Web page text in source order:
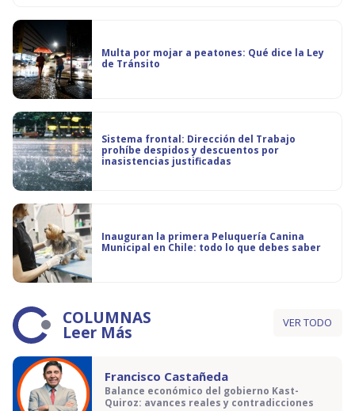
Multa por mojar a peatones: Qué dice la Ley
de Tránsito
Sistema frontal: Dirección del Trabajo
prohíbe despidos y descuentos por
inasistencias justificadas
Inauguran la primera Peluquería Canina
Municipal en Chile: todo lo que debes saber
COLUMNAS
Leer Más VER TODO
Francisco Castañeda
Balance económico del gobierno Kast-
Quiroz: avances reales y contradicciones